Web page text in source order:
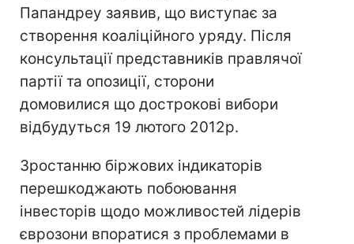
Папандреу заявив, що виступає за
створення коаліційного уряду. Після
консультації представників правлячої
партії та опозиції, сторони
домовилися що дострокові вибори
відбудуться 19 лютого 2012р.
Зростанню біржових індикаторів
перешкоджають побоювання
інвесторів щодо можливостей лідерів
єврозони впоратися з проблемами в